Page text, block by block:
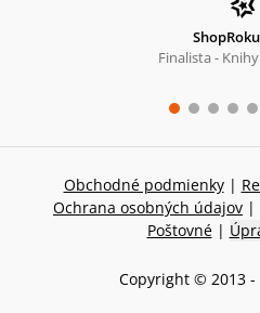
Finalista -
Obchodné podmienky |
Ochrana osobných údajov |
Poštovné |
Copyright © 2013 -